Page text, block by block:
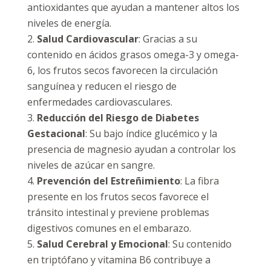
antioxidantes que ayudan a mantener altos los
niveles de energía.
Salud Cardiovascular: Gracias a su
contenido en ácidos grasos omega-3 y omega-
6, los frutos secos favorecen la circulación
sanguínea y reducen el riesgo de
enfermedades cardiovasculares.
Reducción del Riesgo de Diabetes
Gestacional: Su bajo índice glucémico y la
presencia de magnesio ayudan a controlar los
niveles de azúcar en sangre.
Prevención del Estreñimiento: La fibra
presente en los frutos secos favorece el
tránsito intestinal y previene problemas
digestivos comunes en el embarazo.
Salud Cerebral y Emocional: Su contenido
en triptófano y vitamina B6 contribuye a